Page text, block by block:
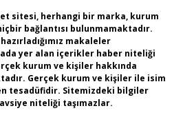
sitesi, herhangi bir marka, kurum
bağlantısı bulunmamaktadır.
makaleler
yer alan içerikler haber niteliği
kurum ve kişiler hakkında
Gerçek kurum ve kişiler ile isim
tesadüfidir. Sitemizdeki bilgiler
niteliği taşımazlar.